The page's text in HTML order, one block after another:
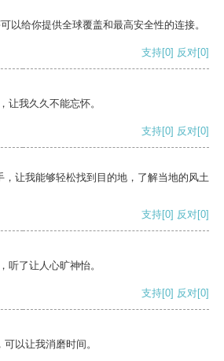
以给你提供全球覆盖和最高安全性的连接。
支持[0] 反对[0]
让我久久不能忘怀。
支持[0] 反对[0]
，让我能够轻松找到目的地，了解当地的风土
支持[0] 反对[0]
听了让人心旷神怡。
支持[0] 反对[0]
以让我消磨时间。